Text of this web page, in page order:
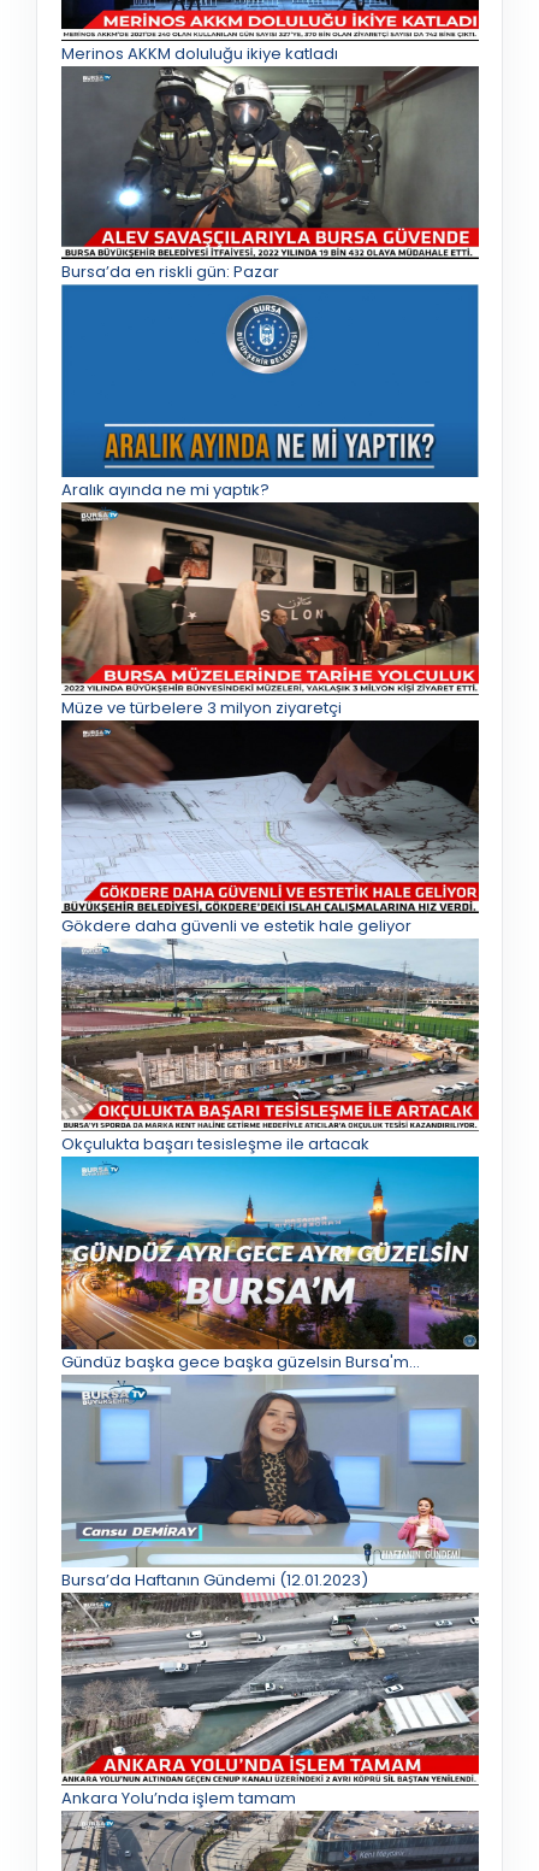
Merinos AKKM doluluğu ikiye katladı
Bursa’da en riskli gün: Pazar
Aralık ayında ne mi yaptık?
Müze ve türbelere 3 milyon ziyaretçi
Gökdere daha güvenli ve estetik hale geliyor
Okçulukta başarı tesisleşme ile artacak
Gündüz başka gece başka güzelsin Bursa'm...
Bursa’da Haftanın Gündemi (12.01.2023)
Ankara Yolu’nda işlem tamam